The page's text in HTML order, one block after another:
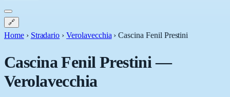
🔗
Home › Stradario › Verolavecchia ›Cascina Fenil Prestini
Cascina Fenil Prestini—
Verolavecchia